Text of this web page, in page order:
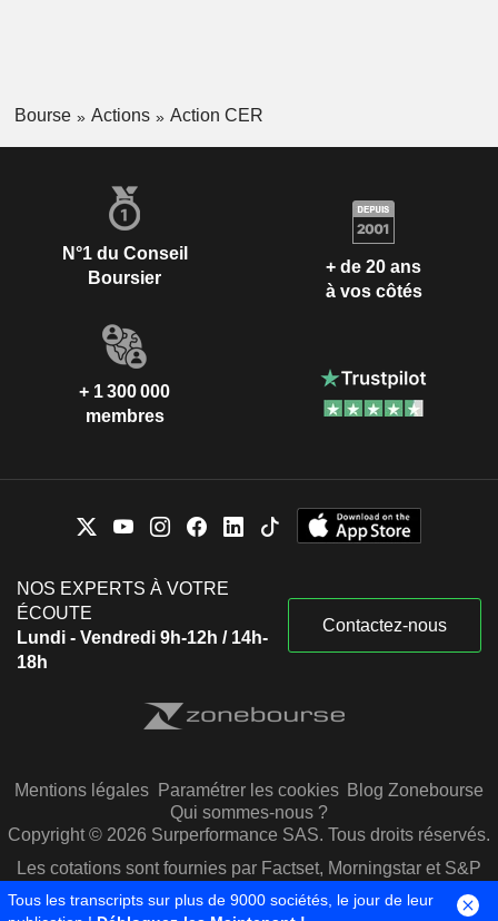
Bourse Actions Action CER
N°1 du Conseil
Boursier
+ de 20 ans
à vos côtés
+ 1 300 000
membres
NOS EXPERTS À VOTRE
ÉCOUTE
Lundi - Vendredi 9h-12h / 14h-
18h
Contactez-nous
Mentions légales Paramétrer les cookies Blog Zonebourse
Qui sommes-nous ?
Copyright © 2026 Surperformance SAS. Tous droits réservés.
Les cotations sont fournies par Factset, Morningstar et S&P
Capital IQ
Tous les transcripts sur plus de 9000 sociétés, le jour de leur